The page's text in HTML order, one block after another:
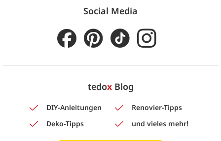
Social Media
tedoxBlog
DIY-Anleitungen
Renovier-Tipps
Deko-Tipps
und vieles mehr!